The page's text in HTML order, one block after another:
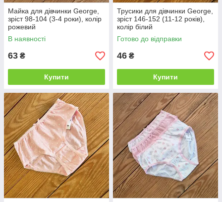
Майка для дівчинки George,
зріст 98-104 (3-4 роки), колір
рожевий
В наявності
63 ₴
Купити
Трусики для дівчинки George,
зріст 146-152 (11-12 років),
колір білий
Готово до відправки
46 ₴
Купити